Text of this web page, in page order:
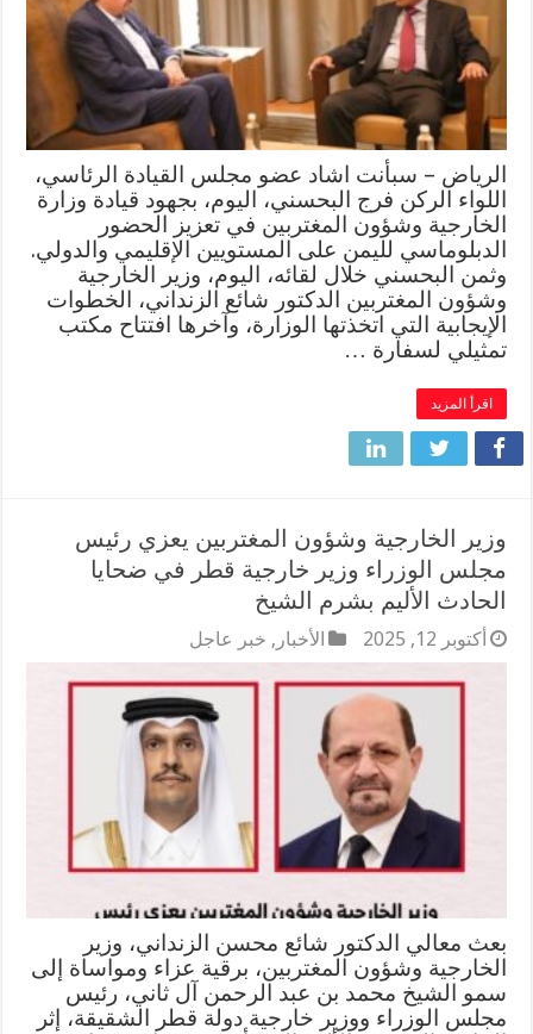
الرياض – سبأنت اشاد عضو مجلس القيادة الرئاسي،
اللواء الركن فرج البحسني، اليوم، بجهود قيادة وزارة
الخارجية وشؤون المغتربين في تعزيز الحضور
الدبلوماسي لليمن على المستويين الإقليمي والدولي.
وثمن البحسني خلال لقائه، اليوم، وزير الخارجية
وشؤون المغتربين الدكتور شائع الزنداني، الخطوات
الإيجابية التي اتخذتها الوزارة، وآخرها افتتاح مكتب
تمثيلي لسفارة …
اقرأ المزيد
وزير الخارجية وشؤون المغتربين يعزي رئيس
مجلس الوزراء وزير خارجية قطر في ضحايا
الحادث الأليم بشرم الشيخ
أكتوبر 12, 2025 الأخبار , خبر عاجل
بعث معالي الدكتور شائع محسن الزنداني، وزير
الخارجية وشؤون المغتربين، برقية عزاء ومواساة إلى
سمو الشيخ محمد بن عبد الرحمن آل ثاني، رئيس
مجلس الوزراء ووزير خارجية دولة قطر الشقيقة، إثر